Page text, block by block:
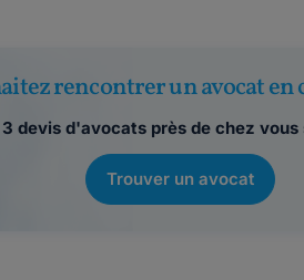
rencontrer un avocat en
devis d'avocats près de chez vous
Trouver un avocat